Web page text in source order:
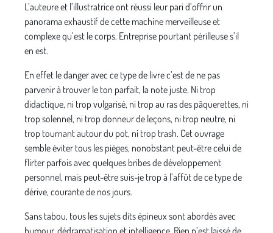
L’auteure et l’illustratrice ont réussi leur pari d’offrir un
panorama exhaustif de cette machine merveilleuse et
complexe qu’est le corps. Entreprise pourtant périlleuse s’il
en est.
En effet le danger avec ce type de livre c’est de ne pas
parvenir à trouver le ton parfait, la note juste. Ni trop
didactique, ni trop vulgarisé, ni trop au ras des pâquerettes, ni
trop solennel, ni trop donneur de leçons, ni trop neutre, ni
trop tournant autour du pot, ni trop trash. Cet ouvrage
semble éviter tous les pièges, nonobstant peut-être celui de
flirter parfois avec quelques bribes de développement
personnel, mais peut-être suis-je trop à l’affût de ce type de
dérive, courante de nos jours.
Sans tabou, tous les sujets dits épineux sont abordés avec